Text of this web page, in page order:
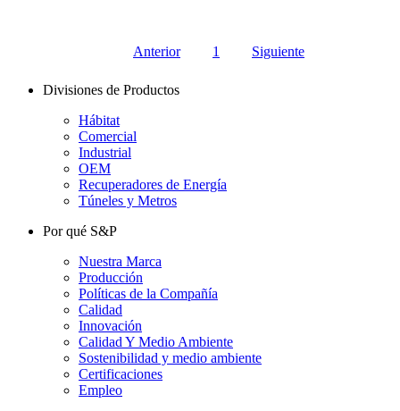
Anterior 1 Siguiente
Divisiones de Productos
Hábitat
Comercial
Industrial
OEM
Recuperadores de Energía
Túneles y Metros
Por qué S&P
Nuestra Marca
Producción
Políticas de la Compañía
Calidad
Innovación
Calidad Y Medio Ambiente
Sostenibilidad y medio ambiente
Certificaciones
Empleo